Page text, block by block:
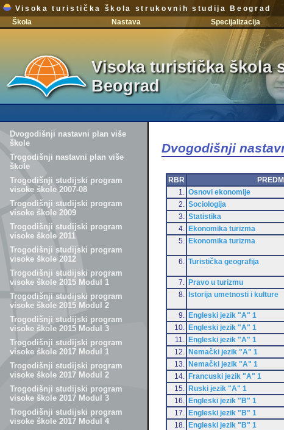
Visoka turistička škola strukovnih studija Beograd
Škola
Nastava Specijalizacija
Visoka turistička škola
Beograd
Dvogodišnji nastavni plan više
škole
Trogodišnji nastavni plan više
škole
Trogodišnji studijski program
visoke škole 2007-08
Trogodišnji studijski program
visoke škole 2009
Trogodišnji studijski program
visoke škole 2011
Trogodišnji studijski program
visoke škole 2012
Trogodišnji studijski program
visoke škole 2015 Modul 1
Trogodišnji studijski program
visoke škole 2015 Modul 2
Trogodišnji studijski program
visoke škole 2015 Modul 3
Trogodišnji studijski program
visoke škole 2017 Modul 1
Trogodišnji studijski program
visoke škole 2017 Modul 2
Trogodišnji studijski program
visoke škole 2017 Modul 3
Trogodišnji studijski program
visoke škole 2017 Modul 4
Dvogodišnji
RBR
1.
Osnovi ekonomije
2.
Sociologija
3.
Statistika
4.
Ekonomika turizma
5.
Ekonomika turizma
6.
Turistička geografija
7.
Pravo u turizmu
8.
Istorija umetnosti i kulture
9.
Engleski jezik "A" 1
10.
Engleski jezik "A" 1
11.
Engleski jezik "A" 1
12.
Nemački jezik "A" 1
13.
Nemački jezik "A" 1
14.
Francuski jezik "A" 1
15.
Ruski jezik "A" 1
16.
Engleski jezik "B" 1
17.
Engleski jezik "B" 1
18.
Engleski jezik "B" 1